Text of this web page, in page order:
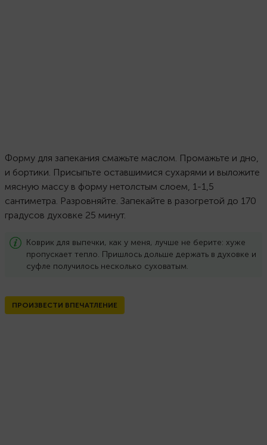
Форму для запекания смажьте маслом. Промажьте и дно,
и бортики. Присыпьте оставшимися сухарями и выложите
мясную массу в форму нетолстым слоем, 1-1,5
сантиметра. Разровняйте. Запекайте в разогретой до 170
градусов духовке 25 минут.
Коврик для выпечки, как у меня, лучше не берите: хуже
пропускает тепло. Пришлось дольше держать в духовке и
суфле получилось несколько суховатым.
ПРОИЗВЕСТИ ВПЕЧАТЛЕНИЕ